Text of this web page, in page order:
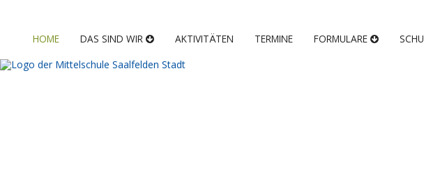
HOME DAS SIND WIR AKTIVITÄTEN TERMINE FORMULARE